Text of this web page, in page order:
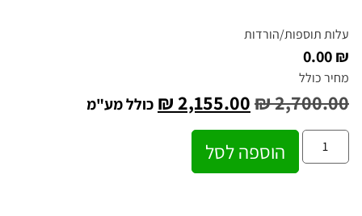
עלות תוספות/הורדות
₪ 0.00
מחיר כולל
₪2,700.00
₪2,155.00 כולל מע"מ
הוספה לסל